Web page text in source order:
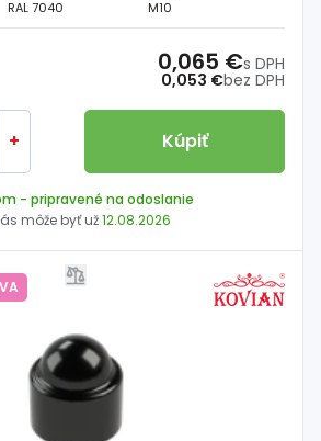
RAL 7040 M10
0,053 €bez DPH
0,065 €s DPH
+ Kúpiť
- pripravené na odoslanie
môže byť už12.08.2026